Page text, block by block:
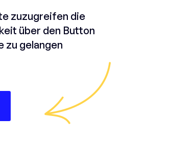
zuzugreifen die
über den Button
zu gelangen